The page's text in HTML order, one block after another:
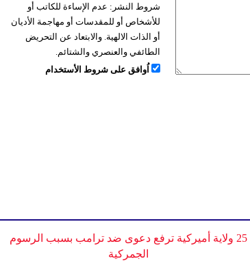
شروط النشر: عدم الإساءة للكاتب أو
للأشخاص أو للمقدسات أو مهاجمة الأديان
أو الذات الالهية. والابتعاد عن التحريض
الطائفي والعنصري والشتائم.
اُوافق على شروط الأستخدام
25 ولاية أميركية ترفع دعوى ضد ترامب بسبب الرسوم
الجمركية